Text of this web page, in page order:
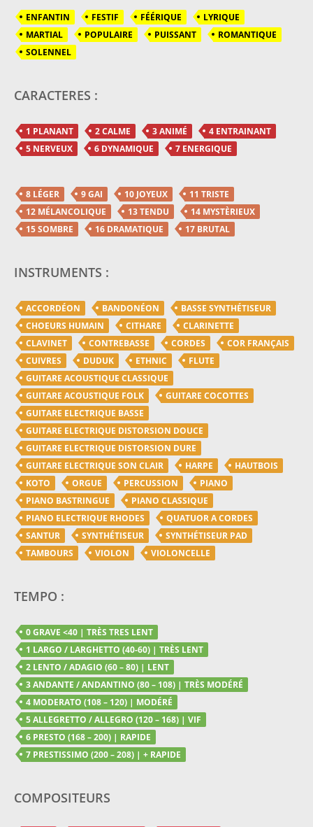
ENFANTIN FESTIF FÉÉRIQUE
LYRIQUE
MARTIAL
POPULAIRE PUISSANT
ROMANTIQUE
SOLENNEL
CARACTERES :
1 PLANANT 2 CALME 3 ANIMÉ
4 ENTRAINANT
5 NERVEUX
6 DYNAMIQUE 7 ENERGIQUE
8 LÉGER 9 GAI 10 JOYEUX
11 TRISTE
12 MÉLANCOLIQUE
13 TENDU
14 MYSTÈRIEUX
15 SOMBRE
16 DRAMATIQUE 17 BRUTAL
INSTRUMENTS :
ACCORDÉON BANDONÉON
BASSE SYNTHÉTISEUR
CHOEURS HUMAIN
CITHARE
CLARINETTE
CLAVINET
CONTREBASSE CORDES
COR FRANÇAIS
CUIVRES
DUDUK ETHNIC
FLUTE
GUITARE ACOUSTIQUE CLASSIQUE
GUITARE ACOUSTIQUE FOLK
GUITARE COCOTTES
GUITARE ELECTRIQUE BASSE
GUITARE ELECTRIQUE DISTORSION DOUCE
GUITARE ELECTRIQUE DISTORSION DURE
GUITARE ELECTRIQUE SON CLAIR
HARPE
HAUTBOIS
KOTO
ORGUE PERCUSSION
PIANO
PIANO BASTRINGUE
PIANO CLASSIQUE
PIANO ELECTRIQUE RHODES
QUATUOR A CORDES
SANTUR
SYNTHÉTISEUR
SYNTHÉTISEUR PAD
TAMBOURS
VIOLON VIOLONCELLE
TEMPO :
0 GRAVE <40 | TRÈS TRES LENT
1 LARGO / LARGHETTO (40-60) | TRÈS LENT
2 LENTO / ADAGIO (60 – 80) | LENT
3 ANDANTE / ANDANTINO (80 – 108) | TRÈS MODÉRÉ
4 MODERATO (108 – 120) | MODÉRÉ
5 ALLEGRETTO / ALLEGRO (120 – 168) | VIF
6 PRESTO (168 – 200) | RAPIDE
7 PRESTISSIMO (200 – 208) | + RAPIDE
COMPOSITEURS